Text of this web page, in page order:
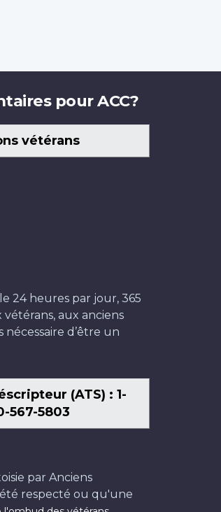
pour ACC?
vétérans
24 heures par jour, 365
vétérans, aux anciens
nécessaire d’être un
(ATS) : 1-
567-5803
par Anciens
été respecté ou qu'une